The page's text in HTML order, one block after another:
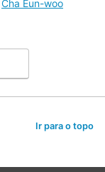
Cha Eun-woo
Ir para o topo